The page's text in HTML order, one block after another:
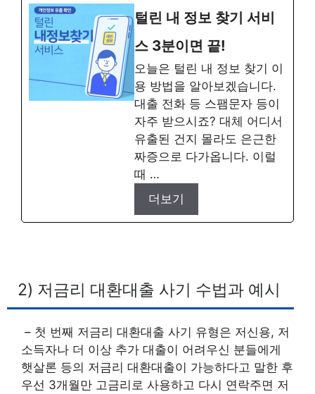
털린 내 정보 찾기 서비
스 3분이면 끝!
오늘은 털린 내 정보 찾기 이
용 방법을 알아보겠습니다.
대출 전화 등 스팸문자 등이
자주 받으시죠? 대체 어디서
유출된 건지 몰라도 은근한
짜증으로 다가옵니다. 이럴
때 …
더보기
2) 저금리 대환대출 사기 수법과 예시
– 첫 번째 저금리 대환대출 사기 유형은 저신용, 저
소득자나 더 이상 추가 대출이 어려우신 분들에게
햇살론 등의 저금리 대환대출이 가능하다고 말한 후
우선 3개월만 고금리로 사용하고 다시 연락주면 저